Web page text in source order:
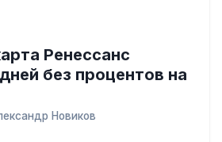
Ренессанс
без процентов на
Новиков